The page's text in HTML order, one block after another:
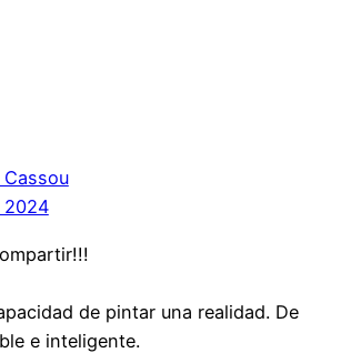
2024
de pintar una realidad. De
e inteligente.